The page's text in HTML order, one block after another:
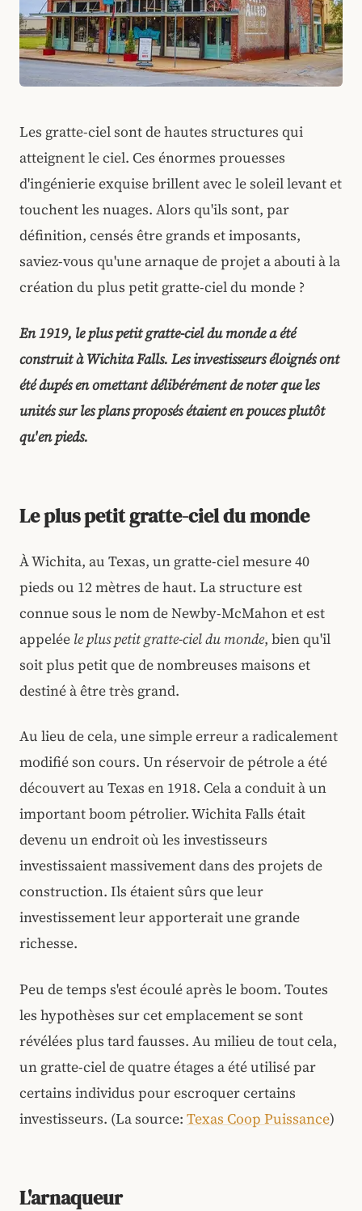
Les gratte-ciel sont de hautes structures qui
atteignent le ciel. Ces énormes prouesses
d'ingénierie exquise brillent avec le soleil levant et
touchent les nuages. Alors qu'ils sont, par
définition, censés être grands et imposants,
saviez-vous qu'une arnaque de projet a abouti à la
création du plus petit gratte-ciel du monde ?
En 1919, le plus petit gratte-ciel du monde a été
construit à Wichita Falls. Les investisseurs éloignés ont
été dupés en omettant délibérément de noter que les
unités sur les plans proposés étaient en pouces plutôt
qu'en pieds.
Le plus petit gratte-ciel du monde
À Wichita, au Texas, un gratte-ciel mesure 40
pieds ou 12 mètres de haut. La structure est
connue sous le nom de Newby-McMahon et est
appelée le plus petit gratte-ciel du monde, bien qu'il
soit plus petit que de nombreuses maisons et
destiné à être très grand.
Au lieu de cela, une simple erreur a radicalement
modifié son cours. Un réservoir de pétrole a été
découvert au Texas en 1918. Cela a conduit à un
important boom pétrolier. Wichita Falls était
devenu un endroit où les investisseurs
investissaient massivement dans des projets de
construction. Ils étaient sûrs que leur
investissement leur apporterait une grande
richesse.
Peu de temps s'est écoulé après le boom. Toutes
les hypothèses sur cet emplacement se sont
révélées plus tard fausses. Au milieu de tout cela,
un gratte-ciel de quatre étages a été utilisé par
certains individus pour escroquer certains
investisseurs. (La source: Texas Coop Puissance)
L'arnaqueur